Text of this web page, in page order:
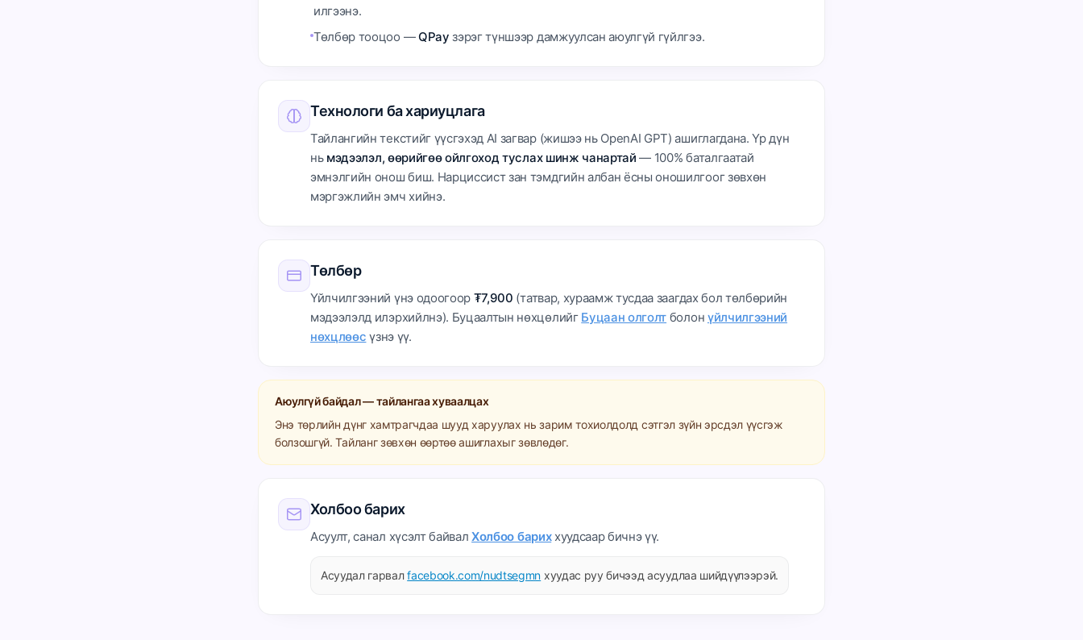
илгээнэ.
Төлбөр тооцоо —QPay зэрэг түншээр дамжуулсан аюулгүй гүйлгээ.
Технологи ба хариуцлага
Тайлангийн текстийг үүсгэхэд AI загвар (жишээ нь OpenAI GPT) ашиглагдана. Үр дүн
нь мэдээлэл, өөрийгөө ойлгоход туслах шинж чанартай — 100% баталгаатай
эмнэлгийн онош биш. Нарциссист зан тэмдгийн албан ёсны оношилгоог зөвхөн
мэргэжлийн эмч хийнэ.
Төлбөр
Үйлчилгээний үнэ одоогоор ₮7,900 (татвар, хураамж тусдаа заагдах бол төлбөрийн
мэдээлэлд илэрхийлнэ). Буцаалтын нөхцөлийг Буцаан олголт болон үйлчилгээний
нөхцлөөс үзнэ үү.
Аюулгүй байдал — тайлангаа хуваалцах
Энэ төрлийн дүнг хамтрагчдаа шууд харуулах нь зарим тохиолдолд сэтгэл зүйн эрсдэл үүсгэж
болзошгүй. Тайланг зөвхөн өөртөө ашиглахыг зөвлөдөг.
Холбоо барих
Асуулт, санал хүсэлт байвал Холбоо барих хуудсаар бичнэ үү.
Асуудал гарвал facebook.com/nudtsegmn хуудас руу бичээд асуудлаа шийдүүлээрэй.